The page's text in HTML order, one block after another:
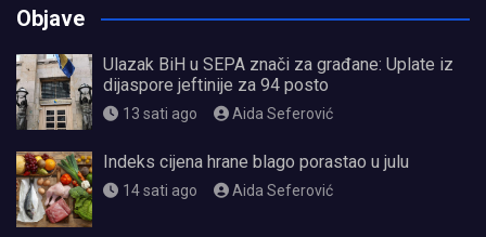
Objave
Ulazak BiH u SEPA znači za građane: Uplate iz
dijaspore jeftinije za 94 posto
13 sati ago Aida Seferović
Indeks cijena hrane blago porastao u julu
14 sati ago Aida Seferović